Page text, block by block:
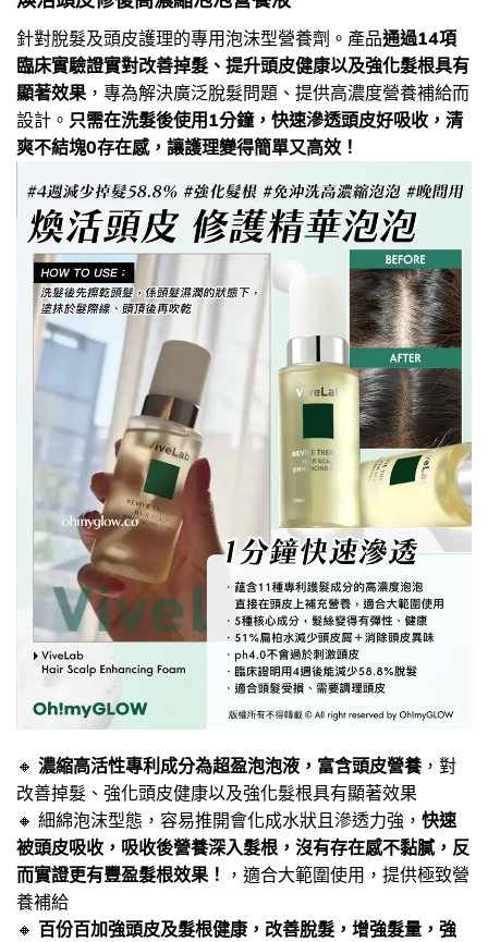
針對脫髮及頭皮護理的專用泡沫型營養劑。產品通過14項
臨床實驗證實對改善掉髮、提升頭皮健康以及強化髮根具有
顯著效果 ，專為解決廣泛脫髮問題、提供高濃度營養補給而
設計。 只需在洗髮後使用1分鐘，快速滲透頭皮好吸收，清
爽不結塊0存在感，讓護理變得簡單又高效！
🔸 濃縮高活性專利成分為超盈泡泡液，富含頭皮營養 ，對
改善掉髮、強化頭皮健康以及強化髮根具有顯著效果
🔸 細綿泡沫型態，容易推開會化成水狀且滲透力強， 快速
被頭皮吸收，吸收後營養深入髮根，沒有存在感不黏膩，反
而實證更有豐盈髮根效果！ ，適合大範圍使用，提供極致營
養補給
🔸 百份百加強頭皮及髮根健康，改善脫髮，增強髮量，強